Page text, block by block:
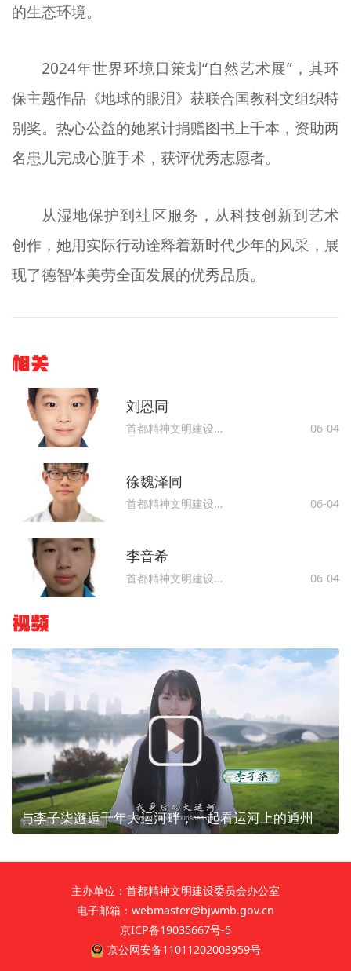
的生态环境。
2024年世界环境日策划“自然艺术展”，其环
保主题作品《地球的眼泪》获联合国教科文组织特
别奖。热心公益的她累计捐赠图书上千本，资助两
名患儿完成心脏手术，获评优秀志愿者。
从湿地保护到社区服务，从科技创新到艺术
创作，她用实际行动诠释着新时代少年的风采，展
现了德智体美劳全面发展的优秀品质。
相关
刘恩同
首都精神文明建设委员会办公室 06-04
徐魏泽同
首都精神文明建设委员会办公室 06-04
李音希
首都精神文明建设委员会办公室 06-04
视频
与李子柒邂逅千年大运河畔，一起看运河上的通州
主办单位：首都精神文明建设委员会办公室
电子邮箱：webmaster@bjwmb.gov.cn
京ICP备19035667号-5
京公网安备11011202003959号